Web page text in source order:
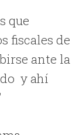
que
fiscales de
ante la
y ahí